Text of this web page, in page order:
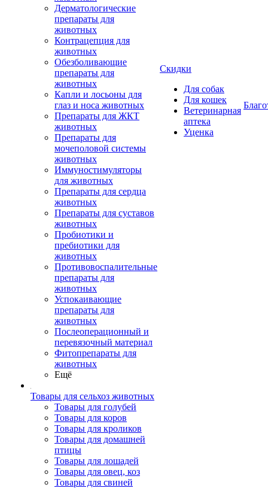
Дерматологические
препараты для
животных
Контрацепция для
животных
Обезболивающие
препараты для
животных
Капли и лосьоны для
глаз и носа животных
Препараты для ЖКТ
животных
Препараты для
мочеполовой системы
животных
Иммуностимуляторы
для животных
Препараты для сердца
животных
Препараты для суставов
животных
Пробиотики и
пребиотики для
животных
Противовоспалительные
препараты для
животных
Успокаивающие
препараты для
животных
Послеоперационный и
перевязочный материал
Фитопрепараты для
животных
Ещё
Товары для сельхоз животных
Товары для голубей
Товары для коров
Товары для кроликов
Товары для домашней
птицы
Товары для лошадей
Товары для овец, коз
Товары для свиней
Скидки
Для собак
Для кошек
Ветеринарная
аптека
Уценка